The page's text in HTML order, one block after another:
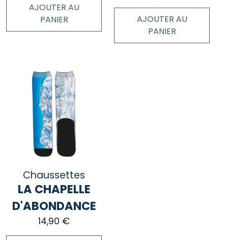
AJOUTER AU
PANIER
AJOUTER AU
PANIER
Chaussettes
LA CHAPELLE
D'ABONDANCE
14,90 €